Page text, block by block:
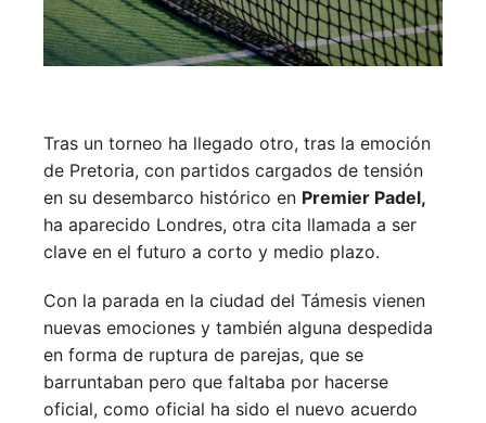
Tras un torneo ha llegado otro, tras la emoción
de Pretoria, con partidos cargados de tensión
en su desembarco histórico en Premier Padel,
ha aparecido Londres, otra cita llamada a ser
clave en el futuro a corto y medio plazo.
Con la parada en la ciudad del Támesis vienen
nuevas emociones y también alguna despedida
en forma de ruptura de parejas, que se
barruntaban pero que faltaba por hacerse
oficial, como oficial ha sido el nuevo acuerdo